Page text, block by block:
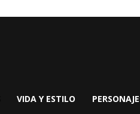
VIDA Y ESTILO